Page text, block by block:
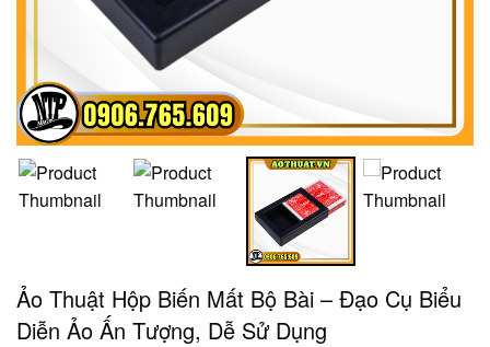
Ảo Thuật Hộp Biến Mất Bộ Bài – Đạo Cụ Biểu
Diễn Ảo Ấn Tượng, Dễ Sử Dụng